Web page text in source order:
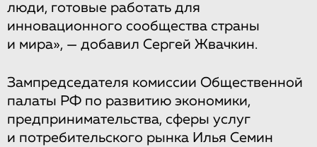
люди, готовые работать для
инновационного сообщества страны
и мира», — добавил Сергей Жвачкин.
Зампредседателя комиссии Общественной
палаты РФ по развитию экономики,
предпринимательства, сферы услуг
и потребительского рынка Илья Семин